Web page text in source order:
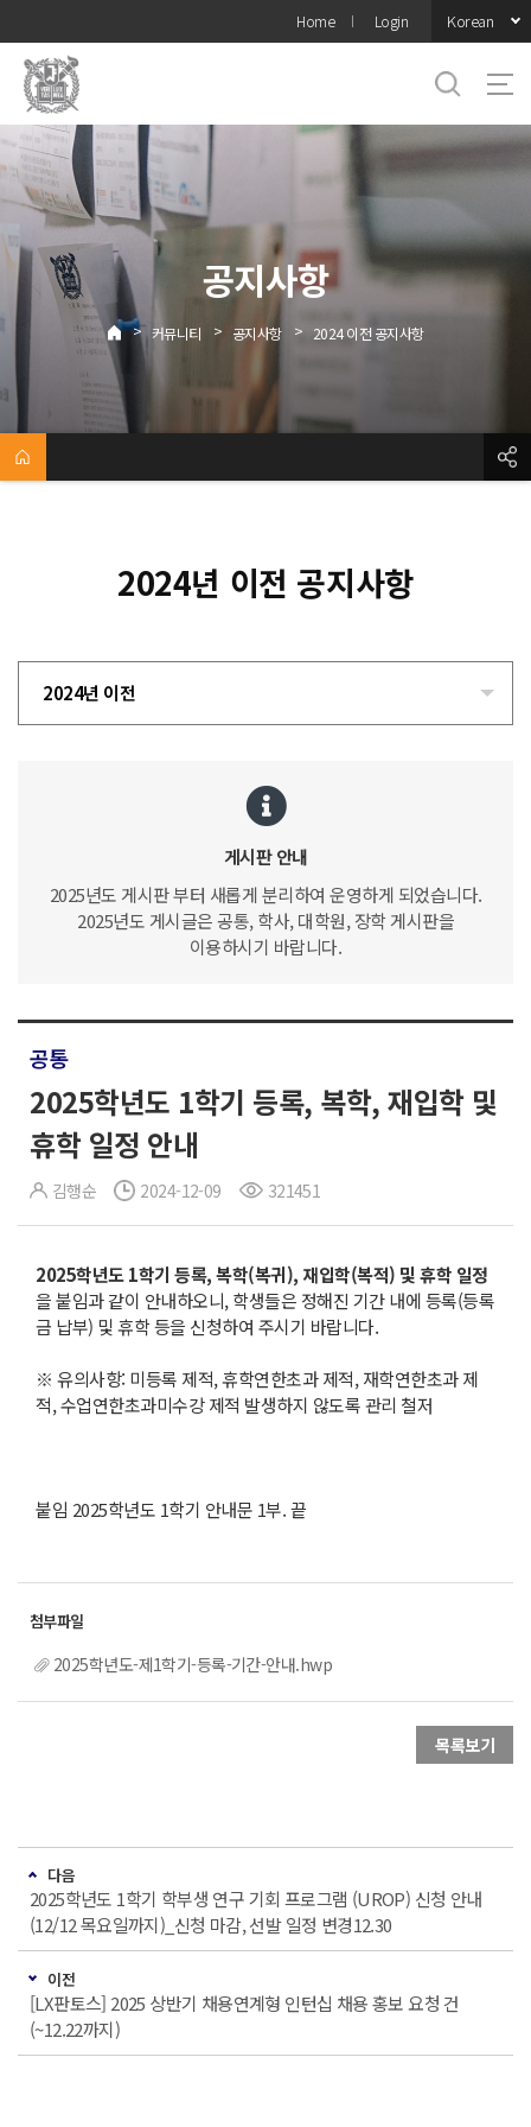
메뉴
Home Login Korean
공지사항
> 커뮤니티 > 공지사항 > 2024 이전 공지사항
2024년 이전 공지사항
2024년 이전
게시판 안내
2025년도 게시판 부터 새롭게 분리하여 운영하게 되었습니다.
2025년도 게시글은 공통, 학사, 대학원, 장학 게시판을
이용하시기 바랍니다.
공통
2025학년도 1학기 등록, 복학, 재입학 및
휴학 일정 안내
김행순 2024-12-09 321451
2025학년도1학기 등록,복학(복귀), 재입학(복적) 및 휴학 일정
을 붙임과 같이 안내하오니, 학생들은 정해진 기간 내에 등록(등록
금 납부) 및 휴학 등을 신청하여 주시기 바랍니다.
※ 유의사항: 미등록 제적, 휴학연한초과 제적, 재학연한초과 제
적, 수업연한초과미수강 제적 발생하지 않도록 관리 철저
붙임 2025학년도 1학기 안내문 1부. 끝
2025학년도-제1학기-등록-기간-안내.hwp
목록보기
다음
2025학년도 1학기 학부생 연구 기회 프로그램 (UROP) 신청 안내
(12/12 목요일까지)_신청 마감, 선발 일정 변경12.30
이전
[LX판토스] 2025 상반기 채용연계형 인턴십 채용 홍보 요청 건
(~12.22까지)